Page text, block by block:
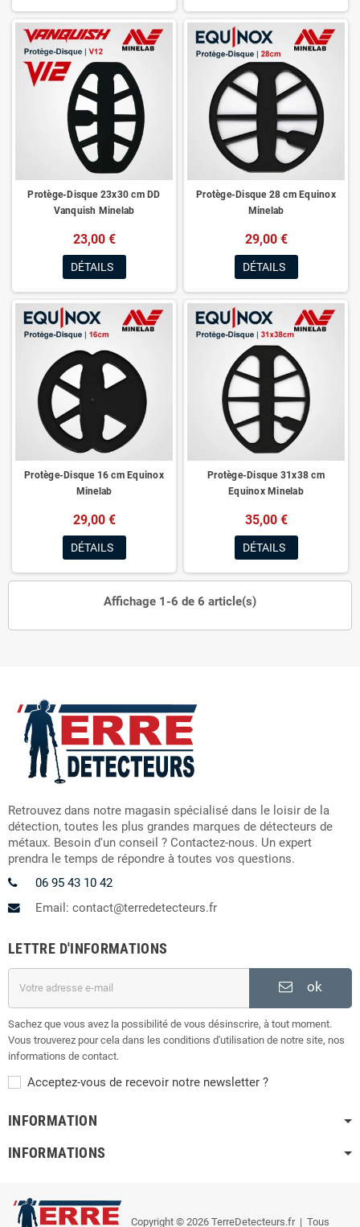
Protège-Disque 23x30 cm DD
Vanquish Minelab
23,00 €
DÉTAILS
Protège-Disque 28 cm Equinox
Minelab
29,00 €
DÉTAILS
Protège-Disque 16 cm Equinox
Minelab
29,00 €
DÉTAILS
Protège-Disque 31x38 cm
Equinox Minelab
35,00 €
DÉTAILS
Affichage 1-6 de 6 article(s)
Retrouvez dans notre magasin spécialisé dans le loisir de la
détection, toutes les plus grandes marques de détecteurs de
métaux. Besoin d'un conseil ? Contactez-nous. Un expert
prendra le temps de répondre à toutes vos questions.
06 95 43 10 42
Email: contact@terredetecteurs.fr
LETTRE D'INFORMATIONS
ok
Sachez que vous avez la possibilité de vous désinscrire, à tout moment.
Vous trouverez pour cela dans les conditions d'utilisation de notre site, nos
informations de contact.
Acceptez-vous de recevoir notre newsletter ?
INFORMATION
INFORMATIONS
Copyright © 2026 TerreDetecteurs.fr| Tous